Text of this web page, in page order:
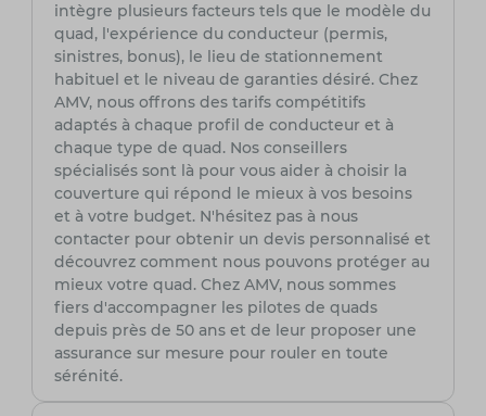
intègre plusieurs facteurs tels que le modèle du
quad, l'expérience du conducteur (permis,
sinistres, bonus), le lieu de stationnement
habituel et le niveau de garanties désiré. Chez
AMV, nous offrons des tarifs compétitifs
adaptés à chaque profil de conducteur et à
chaque type de quad. Nos conseillers
spécialisés sont là pour vous aider à choisir la
couverture qui répond le mieux à vos besoins
et à votre budget. N'hésitez pas à nous
contacter pour obtenir un devis personnalisé et
découvrez comment nous pouvons protéger au
mieux votre quad. Chez AMV, nous sommes
fiers d'accompagner les pilotes de quads
depuis près de 50 ans et de leur proposer une
assurance sur mesure pour rouler en toute
sérénité.